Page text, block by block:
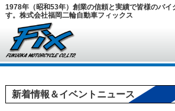
1978年（昭和53年）創業の信頼と実績で皆様のバイ
す。株式会社福岡二輪自動車フィックス
新着情報＆イベントニュース
▼